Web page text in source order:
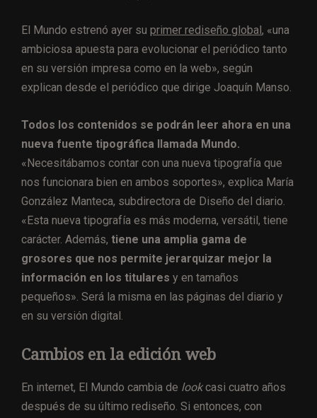
El Mundo estrenó ayer su primer rediseño global, «una
ambiciosa apuesta para evolucionar el periódico tanto
en su versión impresa como en la web», según
explican desde el periódico que dirige Joaquín Manso.
Todos los contenidos se podrán leer ahora en una
nueva fuente tipográfica llamada Mundo.
«Necesitábamos contar con una nueva tipografía que
nos funcionara bien en ambos soportes», explica María
González Manteca, subdirectora de Diseño del diario.
«Esta nueva tipografía es más moderna, versátil, tiene
carácter. Además, tiene una amplia gama de
grosores que nos permite jerarquizar mejor la
información en los titulares y en tamaños
pequeños». Será la misma en las páginas del diario y
en su versión digital.
Cambios en la edición web
En internet, El Mundo cambia de lookcasi cuatro años
después de su último rediseño. Si entonces, con